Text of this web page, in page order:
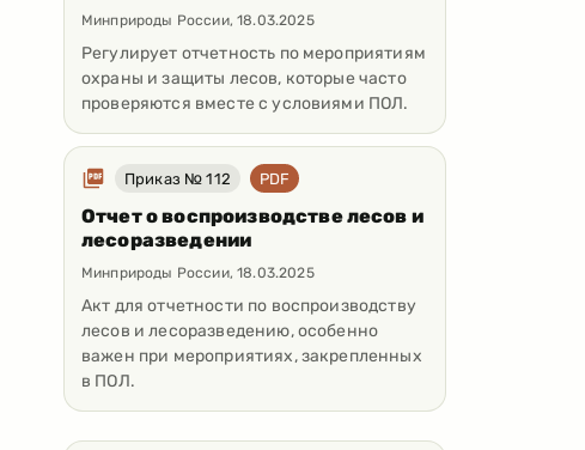
Минприроды России,18.03.2025
Регулирует отчетность по мероприятиям
охраны и защиты лесов, которые часто
проверяются вместе с условиями ПОЛ.
Приказ № 112 PDF
Отчет о воспроизводстве лесов и
лесоразведении
Минприроды России,18.03.2025
Акт для отчетности по воспроизводству
лесов и лесоразведению, особенно
важен при мероприятиях, закрепленных
в ПОЛ.